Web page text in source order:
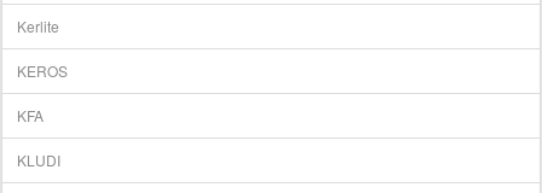
Kerlite
KEROS
KFA
KLUDI